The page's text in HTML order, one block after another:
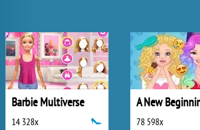
Barbie Multiverse
14 328x 78 598x